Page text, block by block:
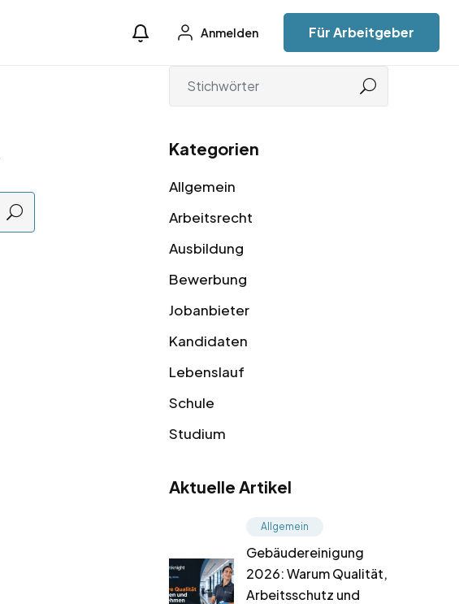
Anmelden Für Arbeitgeber
Kategorien
Allgemein
Arbeitsrecht
Ausbildung
Bewerbung
Jobanbieter
Kandidaten
Lebenslauf
Schule
Studium
Aktuelle Artikel
Allgemein
Gebäudereinigung
2026: Warum Qualität,
Arbeitsschutz und